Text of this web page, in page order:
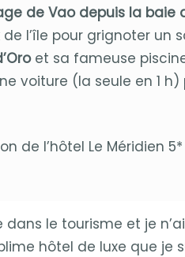
de Vao depuis la baie
l’île pour grignoter un
et sa fameuse
voiture (la seule en 1
de l’hôtel Le Méridien
le tourisme et je
hôtel de luxe que je